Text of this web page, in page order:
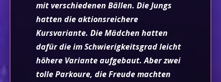
mit verschiedenen Bällen. Die Jungs
hatten die aktionsreichere
Kursvariante. Die Mädchen hatten
dafür die im Schwierigkeitsgrad leicht
höhere Variante aufgebaut. Aber zwei
tolle Parkoure, die Freude machten